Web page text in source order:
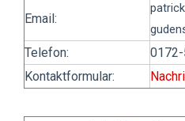
Email:
Telefon:
Kontaktformular: